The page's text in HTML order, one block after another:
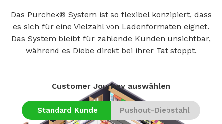
Das Purchek® System ist so flexibel konzipiert, dass
es sich für eine Vielzahl von Ladenformaten eignet.
Das System bleibt für zahlende Kunden unsichtbar,
während es Diebe direkt bei ihrer Tat stoppt.
Customer Journey auswählen
Standard Kunde Pushout-Diebstahl